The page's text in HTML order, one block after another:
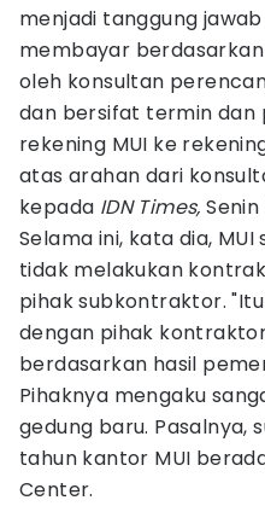
menjadi tanggung
membayar
oleh konsultan
dan bersifat termin dan
rekening MUI ke
atas arahan dari
kepada IDN Times,
Selama ini, kata dia,
tidak melakukan
pihak subkontraktor.
dengan pihak
berdasarkan hasil
Pihaknya mengaku
gedung baru. Pasalnya,
tahun kantor MUI
Center.